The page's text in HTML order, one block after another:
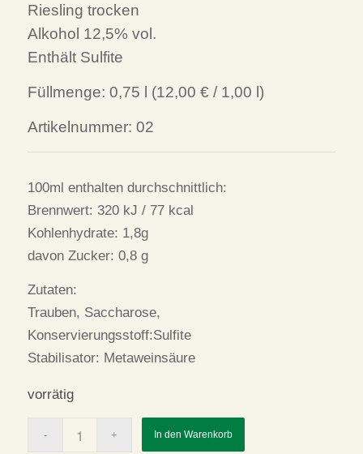
Riesling trocken
Alkohol 12,5% vol.
Enthält Sulfite
Füllmenge: 0,75 l (12,00 € / 1,00 l)
Artikelnummer: 02
100ml enthalten durchschnittlich:
Brennwert: 320 kJ / 77 kcal
Kohlenhydrate: 1,8g
davon Zucker: 0,8 g
Zutaten:
Trauben, Saccharose,
Konservierungsstoff:Sulfite
Stabilisator: Metaweinsäure
vorrätig
In den Warenkorb